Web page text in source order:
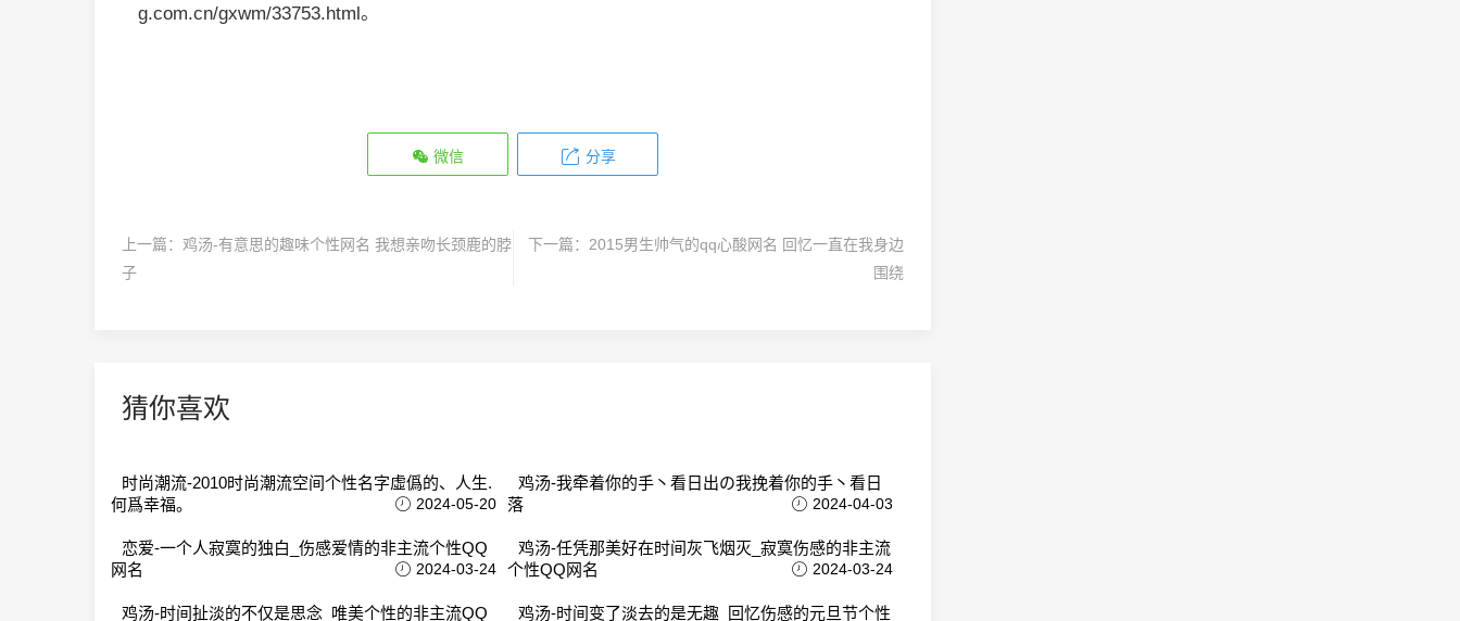
g.com.cn/gxwm/33753.html。
微信 分享
上一篇： 鸡汤-有意思的趣味个性网名 我想亲吻长颈鹿的脖
子
下一篇： 2015男生帅气的qq心酸网名 回忆一直在我身边
围绕
猜你喜欢
时尚潮流-2010时尚潮流空间个性名字虛僞的、人生.
何爲幸福。
2024-05-20
鸡汤-我牵着你的手丶看日出の我挽着你的手丶看日
落
2024-04-03
恋爱-一个人寂寞的独白_伤感爱情的非主流个性QQ
网名
2024-03-24
鸡汤-任凭那美好在时间灰飞烟灭_寂寞伤感的非主流
个性QQ网名
2024-03-24
鸡汤-时间扯淡的不仅是思念_唯美个性的非主流QQ 鸡汤-时间变了淡去的是无趣_回忆伤感的元旦节个性